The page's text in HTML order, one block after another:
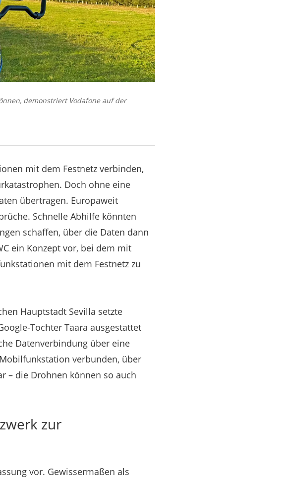
demonstriert Vodafone auf der
mit dem Festnetz verbinden,
Doch ohne eine
übertragen. Europaweit
Schnelle Abhilfe könnten
schaffen, über die Daten dann
ein Konzept vor, bei dem mit
mit dem Festnetz zu
Hauptstadt Sevilla setzte
Tochter Taara ausgestattet
Datenverbindung über eine
verbunden, über
– die Drohnen können so auch
zur
vor. Gewissermaßen als